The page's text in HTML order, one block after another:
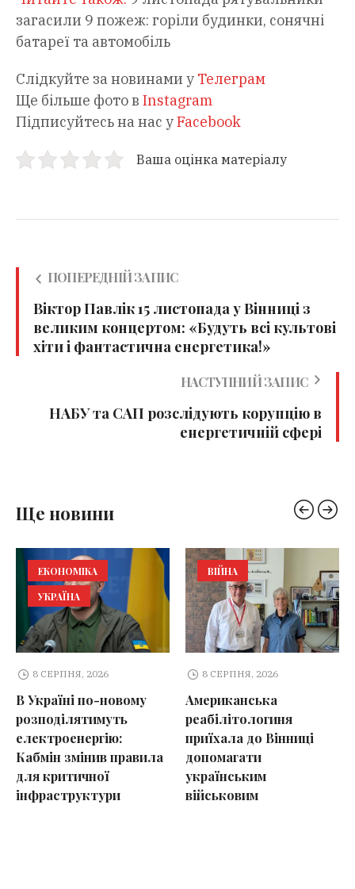
загасили 9 пожеж: горіли будинки, сонячні
батареї та автомобіль
Слідкуйте за новинами у Телеграм
Ще більше фото в Instagram
Підписуйтесь на нас уFacebook
Ваша оцінка матеріалу
ПОПЕРЕДНІЙ ЗАПИС
Віктор Павлік 15 листопада у Вінниці з
великим концертом: «Будуть всі культові
хіти і фантастична енергетика!»
НАСТУПНИЙ ЗАПИС
НАБУ та САП розслідують корупцію в
енергетичній сфері
Ще новини
ЕКОНОМІКА
УКРАЇНА
8 СЕРПНЯ, 2026
В Україні по-новому
розподілятимуть
електроенергію:
Кабмін змінив правила
для критичної
інфраструктури
ВІЙНА
8 СЕРПНЯ, 2026
Американська
реабілітологиня
приїхала до Вінниці
допомагати
українським
військовим